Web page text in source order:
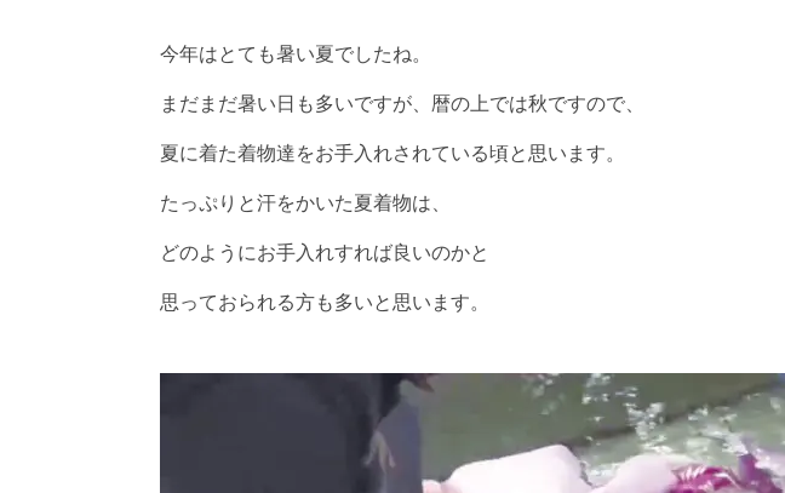
今年はとても暑い夏でしたね。
まだまだ暑い日も多いですが、暦の上では秋ですので、
夏に着た着物達をお手入れされている頃と思います。
たっぷりと汗をかいた夏着物は、
どのようにお手入れすれば良いのかと
思っておられる方も多いと思います。